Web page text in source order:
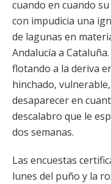
cuando en cuando
con impudicia una
de lagunas en
Andalucía a
flotando a la deriva
hinchado,
desaparecer en
descalabro que le
dos semanas.
Las encuestas
lunes del puño y la